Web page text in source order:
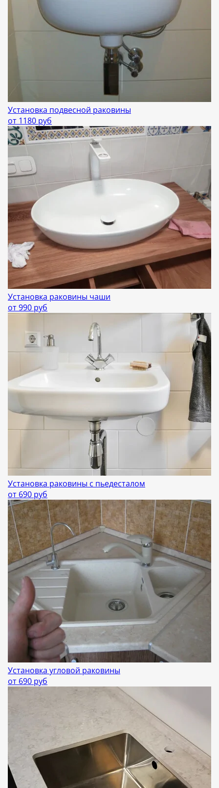
Установка подвесной раковины
от 1180 руб
Установка раковины чаши
от 990 руб
Установка раковины с пьедесталом
от 690 руб
Установка угловой раковины
от 690 руб